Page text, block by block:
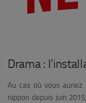
Drama :
Au cas où vous auriez
nippon depuis juin